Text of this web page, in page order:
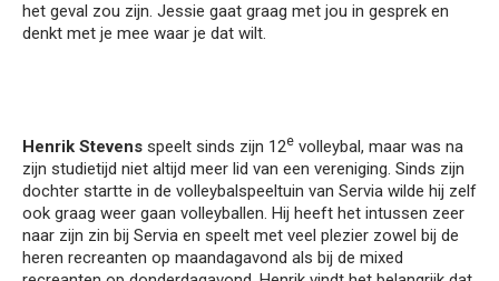
het geval zou zijn. Jessie gaat graag met jou in gesprek en
denkt met je mee waar je dat wilt.
Henrik Stevens speelt sinds zijn 12e volleybal, maar was na
zijn studietijd niet altijd meer lid van een vereniging. Sinds zijn
dochter startte in de volleybalspeeltuin van Servia wilde hij zelf
ook graag weer gaan volleyballen. Hij heeft het intussen zeer
naar zijn zin bij Servia en speelt met veel plezier zowel bij de
heren recreanten op maandagavond als bij de mixed